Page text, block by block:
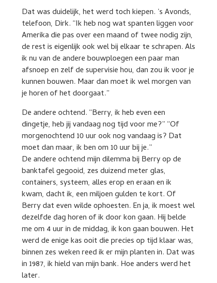
Dat was duidelijk, het werd toch kiepen. ’s Avonds,
telefoon, Dirk. “Ik heb nog wat spanten liggen voor
Amerika die pas over een maand of twee nodig zijn,
de rest is eigenlijk ook wel bij elkaar te schrapen. Als
ik nu van de andere bouwploegen een paar man
afsnoep en zelf de supervisie hou, dan zou ik voor je
kunnen bouwen. Maar dan moet ik wel morgen van
je horen of het doorgaat.”
De andere ochtend. “Berry, ik heb even een
dingetje, heb jij vandaag nog tijd voor me?” “Of
morgenochtend 10 uur ook nog vandaag is? Dat
moet dan maar, ik ben om 10 uur bij je.”
De andere ochtend mijn dilemma bij Berry op de
banktafel gegooid, zes duizend meter glas,
containers, systeem, alles erop en eraan en ik
kwam, dacht ik, een miljoen gulden te kort. Of
Berry dat even wilde ophoesten. En ja, ik moest wel
dezelfde dag horen of ik door kon gaan. Hij belde
me om 4 uur in de middag, ik kon gaan bouwen. Het
werd de enige kas ooit die precies op tijd klaar was,
binnen zes weken reed ik er mijn planten in. Dat was
in 1987, ik hield van mijn bank. Hoe anders werd het
later.